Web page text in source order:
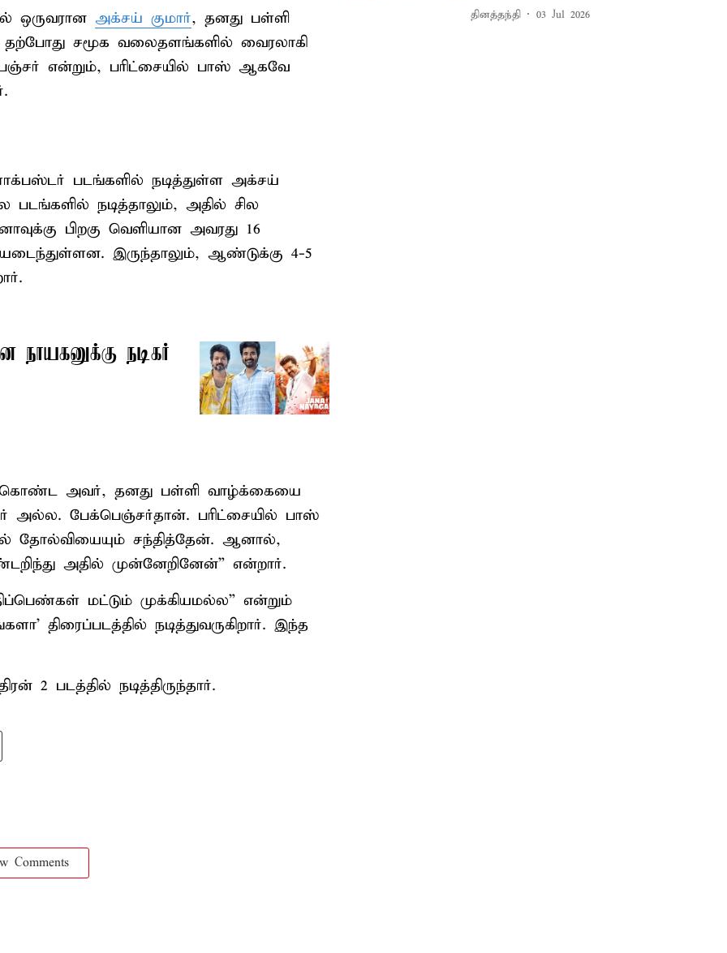
ஒருவரான அக்சய் குமார், தனது பள்ளி
தற்போது சமூக வலைதளங்களில் வைரலாகி
என்றும், பரிட்சையில் பாஸ் ஆகவே
படங்களில் நடித்துள்ள அக்சய்
நடித்தாலும், அதில் சில
பிறகு வெளியான அவரது 16
இருந்தாலும், ஆண்டுக்கு 4-5
நாயகனுக்கு நடிகர்
கொண்ட அவர், தனது பள்ளி வாழ்க்கையை
அல்ல. பேக்‌பெஞ்சர்தான். பரிட்சையில் பாஸ்
தோல்வியையும் சந்தித்தேன். ஆனால்,
அதில் முன்னேறினேன்” என்றார்.
மட்டும் முக்கியமல்ல” என்றும்
திரைப்படத்தில் நடித்துவருகிறார். இந்த
2 படத்தில் நடித்திருந்தார்.
Comments
தினத்தந்தி 03 Jul 2026